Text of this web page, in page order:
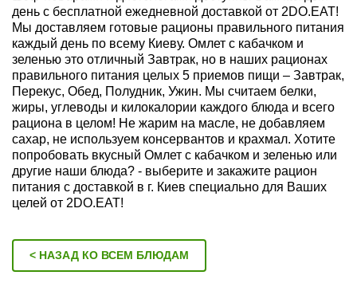
день с бесплатной ежедневной доставкой от 2DO.EAT!
Мы доставляем готовые рационы правильного питания
каждый день по всему Киеву. Омлет с кабачком и
зеленью это отличный Завтрак, но в наших рационах
правильного питания целых 5 приемов пищи – Завтрак,
Перекус, Обед, Полудник, Ужин. Мы считаем белки,
жиры, углеводы и килокалории каждого блюда и всего
рациона в целом! Не жарим на масле, не добавляем
сахар, не используем консервантов и крахмал. Хотите
попробовать вкусный Омлет с кабачком и зеленью или
другие наши блюда? - выберите и закажите рацион
питания с доставкой в г. Киев специально для Ваших
целей от 2DO.EAT!
< НАЗАД КО ВСЕМ БЛЮДАМ